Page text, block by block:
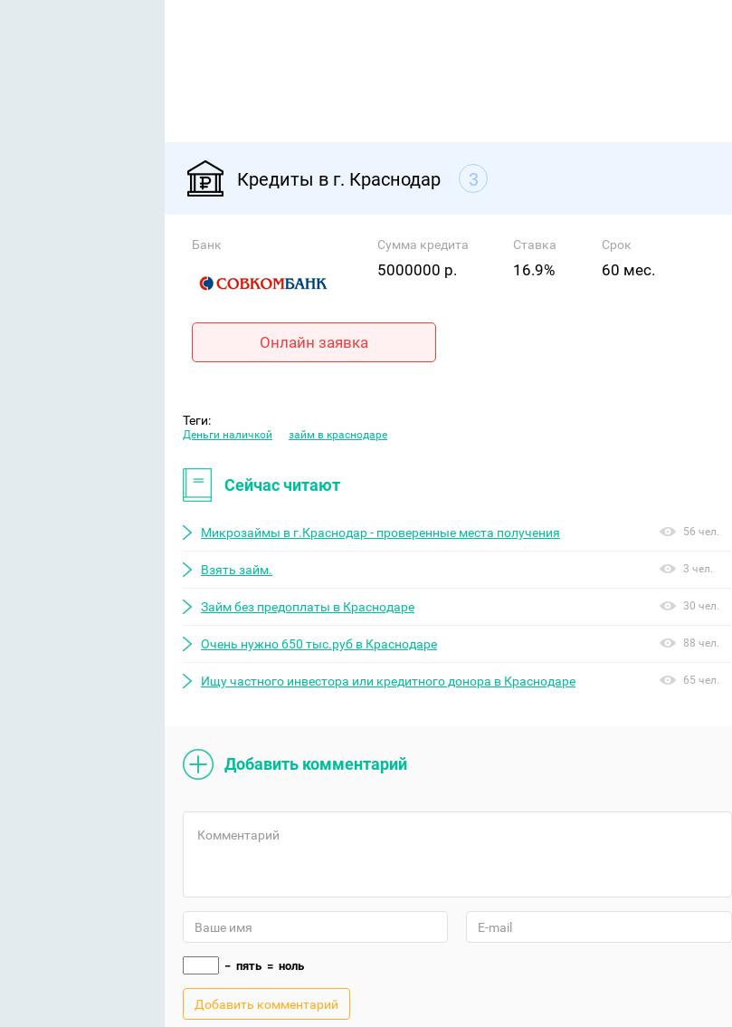
Кредиты в г. Краснодар 3
Банк Сумма кредита
5000000 р.
Ставка
16.9%
Срок
60 мес.
Онлайн заявка
Теги:
Деньги наличкой займ в краснодаре
Сейчас читают
Микрозаймы в г.Краснодар - проверенные места получения 56 чел.
Взять займ. 3 чел.
Займ без предоплаты в Краснодаре 30 чел.
Очень нужно 650 тыс.руб в Краснодаре 88 чел.
Ищу частного инвестора или кредитного донора в Краснодаре 65 чел.
Добавить комментарий
− пять = ноль